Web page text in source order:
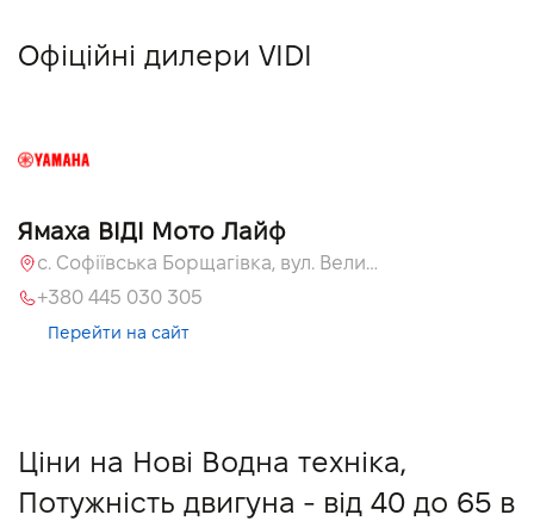
Офіційні дилери VIDI
Ямаха ВІДІ Мото Лайф
с. Софіївська Борщагівка, вул. Велика Кільцева, 58
+380 445 030 305
Перейти на сайт
Ціни на Нові Водна техніка,
Потужність двигуна - від 40 до 65 в